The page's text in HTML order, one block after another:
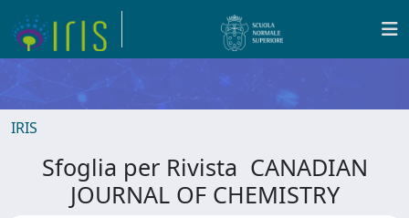
IRIS
Sfoglia per Rivista CANADIAN
JOURNAL OF CHEMISTRY